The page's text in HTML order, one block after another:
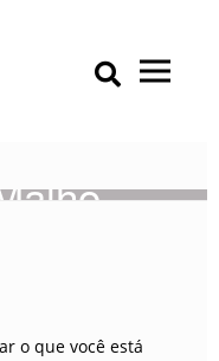
Primary Menu
o que você está